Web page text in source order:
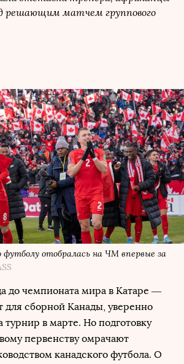
решающим матчем группового
футболу отобралась на ЧМ впервые за
до чемпионата мира в Катаре —
для сборной Канады, уверенно
турнир в марте. Но подготовку
первенству омрачают
канадского футбола. О